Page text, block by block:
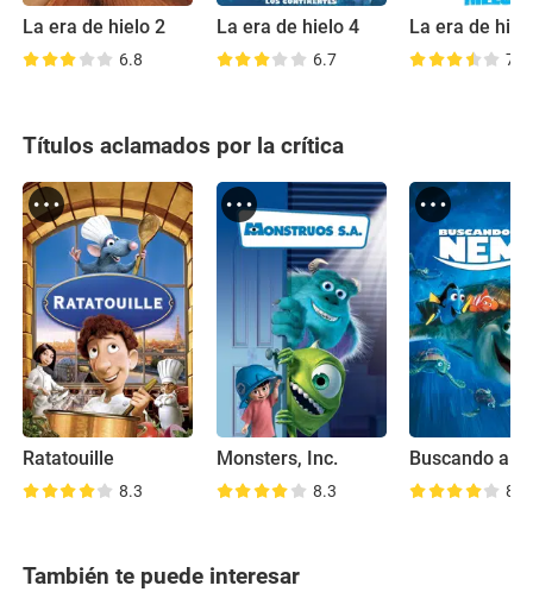
La era de hielo 2
6.8
La era de hielo 4
6.7 7.0
Títulos aclamados por la crítica
Ratatouille
8.3
Monsters, Inc.
8.3
Buscando a
8.3
También te puede interesar